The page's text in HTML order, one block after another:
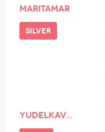
maritamar
silver
Yudelkavega